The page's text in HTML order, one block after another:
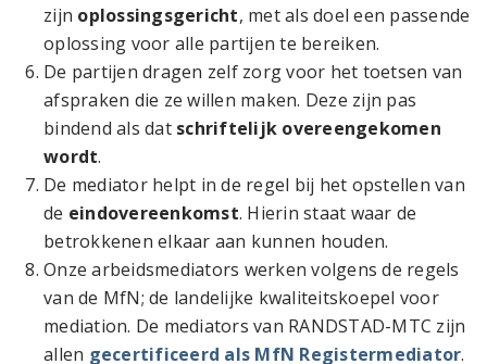
zijn oplossingsgericht, met als doel een passende
oplossing voor alle partijen te bereiken.
De partijen dragen zelf zorg voor het toetsen van
afspraken die ze willen maken. Deze zijn pas
bindend als dat schriftelijk overeengekomen
wordt.
De mediator helpt in de regel bij het opstellen van
de eindovereenkomst. Hierin staat waar de
betrokkenen elkaar aan kunnen houden.
Onze arbeidsmediators werken volgens de regels
van de MfN; de landelijke kwaliteitskoepel voor
mediation. De mediators van RANDSTAD-MTC zijn
allen gecertificeerd als MfN Registermediator.